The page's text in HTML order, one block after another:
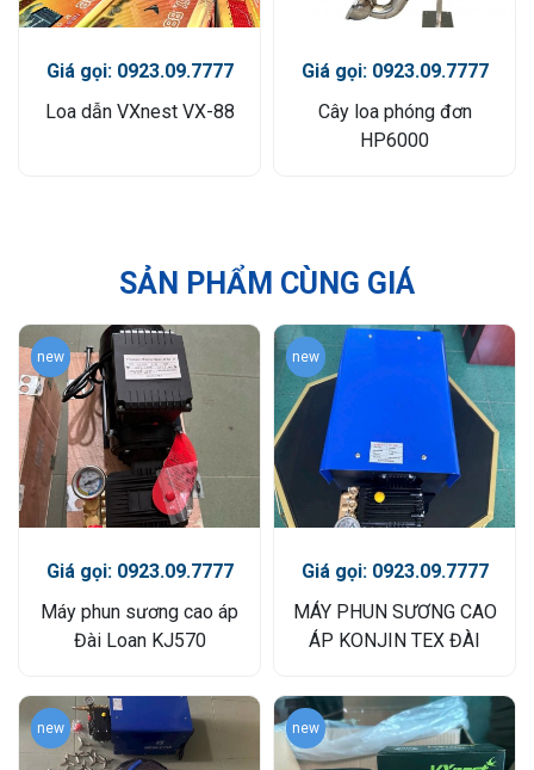
Giá gọi: 0923.09.7777
Loa dẫn VXnest VX-88
Giá gọi: 0923.09.7777
Cây loa phóng đơn
HP6000
SẢN PHẨM CÙNG GIÁ
new
Giá gọi: 0923.09.7777
Máy phun sương cao áp
Đài Loan KJ570
new
Giá gọi: 0923.09.7777
MÁY PHUN SƯƠNG CAO
ÁP KONJIN TEX ĐÀI
new new